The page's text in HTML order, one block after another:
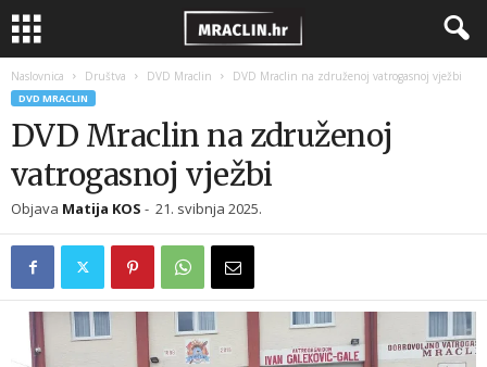
Naslovnica Društva DVD Mraclin DVD Mraclin na združenoj vatrogasnoj vježbi
DVD MRACLIN
DVD Mraclin na združenoj
vatrogasnoj vježbi
Objava Matija KOS - 21. svibnja 2025.